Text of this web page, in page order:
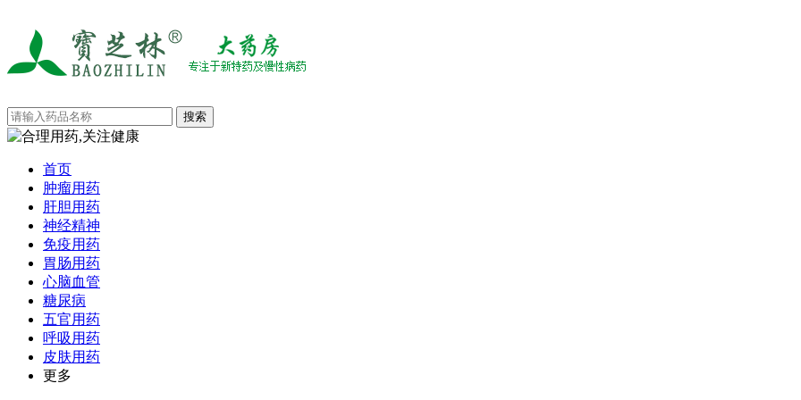
首页
肿瘤用药
肝胆用药
神经精神
免疫用药
胃肠用药
心脑血管
糖尿病
五官用药
呼吸用药
皮肤用药
更多